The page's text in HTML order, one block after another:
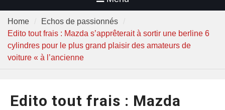
Home
Echos de passionnés
Edito tout frais : Mazda s’apprêterait à sortir une berline 6
cylindres pour le plus grand plaisir des amateurs de
voiture « à l’ancienne
Edito tout frais : Mazda